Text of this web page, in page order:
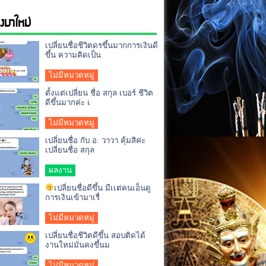
มาใหม่
เปลี่ยนชื่อชีวิตดรขึ้นมากการเงินดี
ขึ้น ความคิดเป็น
ไม่มีหมวดหมู่
ตั้งแต่เปลี่ยน ชื่อ สกุล เบอร์ ชีวิต
ดีขึ้นมากค่ะ เ
ไม่มีหมวดหมู่
เปลี่ยนชื่อ กับ อ. วาวา คุ้มสิค่ะ
เปลี่ยนชื่อ สกุล
ผลงาน
เปลี่ยนชื่อดีขึ้น มีเเต่คนเอ็นดู
การเงินเข้ามาเรื่
ไม่มีหมวดหมู่
เปลี่ยนชื่อชีวิตดีขึ้น สอบติดได้
งานใหม่มั่นคงขึ้นม